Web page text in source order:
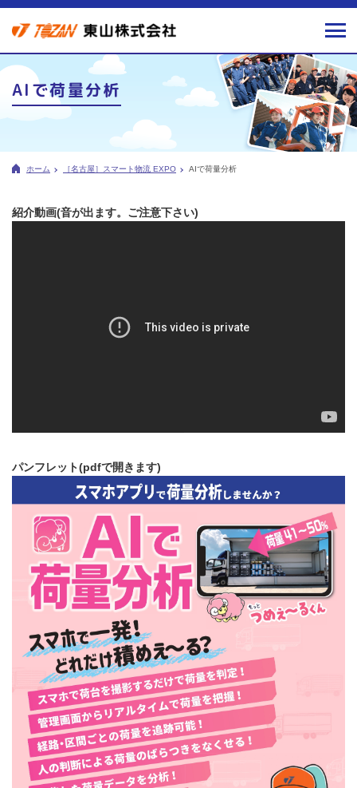
AIで荷量分析
ホーム ［名古屋］スマート物流 EXPO AIで荷量分析
紹介動画(音が出ます。ご注意下さい)
パンフレット(pdfで開きます)